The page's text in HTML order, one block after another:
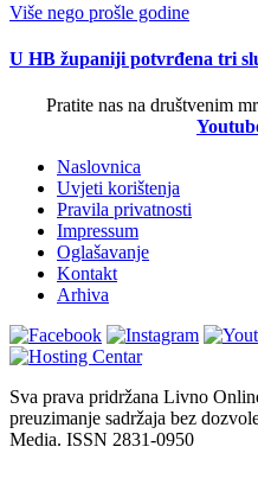
Više nego prošle godine
U HB županiji potvrđena tri
Pratite nas na društvenim
Naslovnica
Uvjeti korištenja
Pravila privatnosti
Impressum
Oglašavanje
Kontakt
Arhiva
Sva prava pridržana Livno
preuzimanje sadržaja bez
Media. ISSN 2831-0950